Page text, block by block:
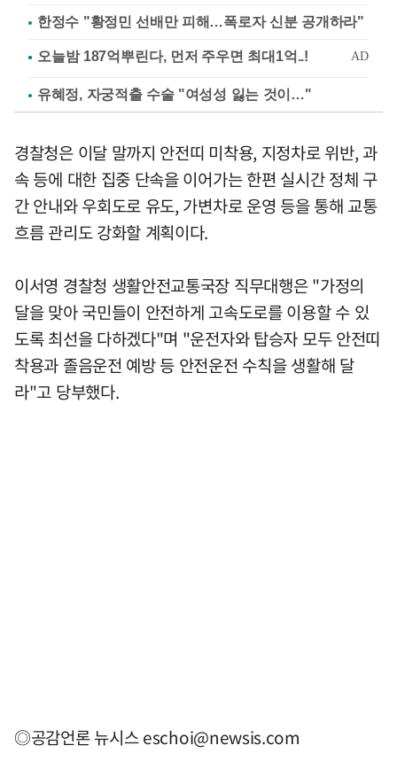
한정수 "황정민 선배만 피해…폭로자 신분 공개하라"
유혜정, 자궁적출 수술 "여성성 잃는 것이…"
경찰청은 이달 말까지 안전띠 미착용, 지정차로 위반, 과
속 등에 대한 집중 단속을 이어가는 한편 실시간 정체 구
간 안내와 우회도로 유도, 가변차로 운영 등을 통해 교통
흐름 관리도 강화할 계획이다.
이서영 경찰청 생활안전교통국장 직무대행은 "가정의
달을 맞아 국민들이 안전하게 고속도로를 이용할 수 있
도록 최선을 다하겠다"며 "운전자와 탑승자 모두 안전띠
착용과 졸음운전 예방 등 안전운전 수칙을 생활해 달
라"고 당부했다.
◎공감언론 뉴시스eschoi@newsis.com